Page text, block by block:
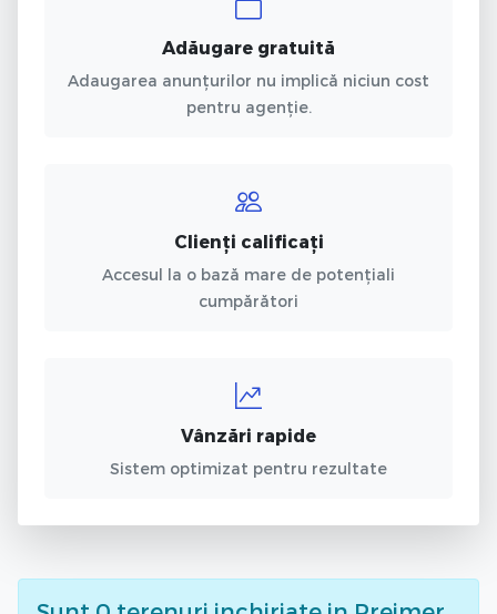
Adăugare gratuită
Adaugarea anunțurilor nu implică niciun cost
pentru agenție.
Clienți calificați
Accesul la o bază mare de potențiali
cumpărători
Vânzări rapide
Sistem optimizat pentru rezultate